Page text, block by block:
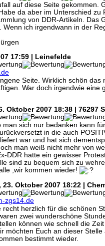
auf diese Seite gekommen.
da aber im Unterschied
von DDR-Artikeln. Das
Wenn ich irgendwann in der
17:59 | Leinefelde
Seite. Wirklich schön
War doch irgendwie eine
Oktober 2007 18:38 | 76297
sich nur bedanken kann
in die auch
war und hat sich
man weiß nicht mehr von
DDR hatte ein gewisser
sind zu bequem sich zu
,wir kommen wieder!
23. Oktober 2007 18:22 |
herzlich für die schönen
zwei wunderschöne
können wie schnell die
möchten Euch an dieser
bestimmt wieder.